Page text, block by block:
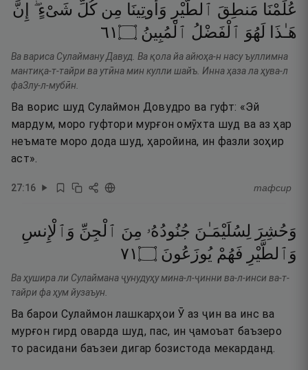
عُلِّمْنَا مَنطِقَ ٱلطَّيْرِ وَأُوتِينَا مِن كُلِّ شَىْءٍ ۖ
إِنَّ
هَـٰذَا
لَهُوَ ٱلْفَضْلُ ٱلْمُبِينُ ۝١٦
Ва вариса Сулайману Давуд. Ва қола йа айюҳа-н насу ъуллимна
мантиқа-т-тайри ва утӣна мин кулли шайъ. Инна ҳаза ла ҳува-л
фаЗлу-л-мубӣн.
Ва ворис шуд Сулаймон Довудро ва гуфт: «Эй
мардум, моро гуфтори мурғон омӯхта шуд ва аз ҳар
неъмате моро дода шуд, ҳаройина, ин фазли зоҳир
аст».
27:16 тафсир
وَحُشِرَ لِسُلَيْمَـٰنَ جُنُودُهُۥ مِنَ ٱلْجِنِّ وَٱلْإِنسِ
وَٱلطَّيْرِ فَهُمْ يُوزَعُونَ ۝١٧
Ва ҳушира ли Сулаймана ҷунудуҳу мина-л-ҷинни ва-л-инси ва-т-
тайри фа ҳум йузаъун.
Ва барои Сулаймон лашкарҳои Ӯ аз ҷин ва инс ва
мурғон гирд оварда шуд, пас, ин ҷамоъат баъзеро
то расидани баъзеи дигар бозистода мекарданд.